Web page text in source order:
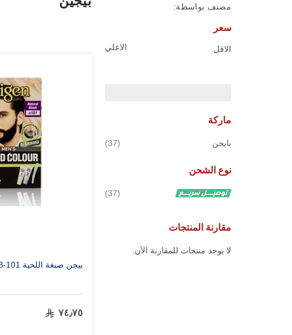
بيجن صبغة اللحية B-101 أسود طبيعي
٧٤٫٧٥
مصنف بواسطة:
سعر
الاقل الاعلي
ماركة
بايجن 37قطع
نوع الشحن
37قطع
مقارنة المنتجات
لا يوجد منتجات للمقارنة الآن.